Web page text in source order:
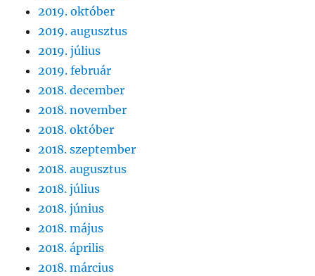
2019. október
2019. augusztus
2019. július
2019. február
2018. december
2018. november
2018. október
2018. szeptember
2018. augusztus
2018. július
2018. június
2018. május
2018. április
2018. március